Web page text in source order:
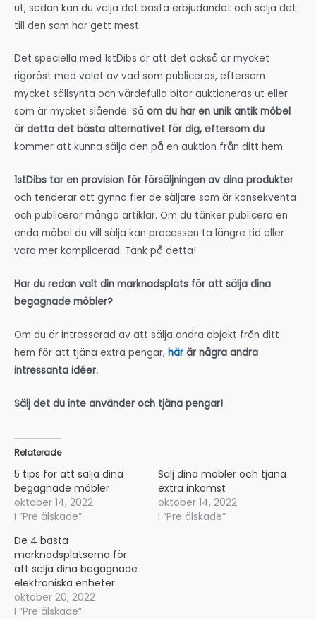
ut, sedan kan du välja det bästa erbjudandet och sälja det
till den som har gett mest.
Det speciella med 1stDibs är att det också är mycket
rigoröst med valet av vad som publiceras, eftersom
mycket sällsynta och värdefulla bitar auktioneras ut eller
som är mycket slående. Så om du har en unik antik möbel
är detta det bästa alternativet för dig, eftersom du
kommer att kunna sälja den på en auktion från ditt hem.
1stDibs tar en provision för försäljningen av dina produkter
och tenderar att gynna fler de säljare som är konsekventa
och publicerar många artiklar. Om du tänker publicera en
enda möbel du vill sälja kan processen ta längre tid eller
vara mer komplicerad. Tänk på detta!
Har du redan valt din marknadsplats för att sälja dina
begagnade möbler?
Om du är intresserad av att sälja andra objekt från ditt
hem för att tjäna extra pengar, här är några andra
intressanta idéer.
Sälj det du inte använder och tjäna pengar!
Relaterade
5 tips för att sälja dina
begagnade möbler
oktober 14, 2022
I ”Pre älskade”
Sälj dina möbler och tjäna
extra inkomst
oktober 14, 2022
I ”Pre älskade”
De 4 bästa
marknadsplatserna för
att sälja dina begagnade
elektroniska enheter
oktober 20, 2022
I ”Pre älskade”